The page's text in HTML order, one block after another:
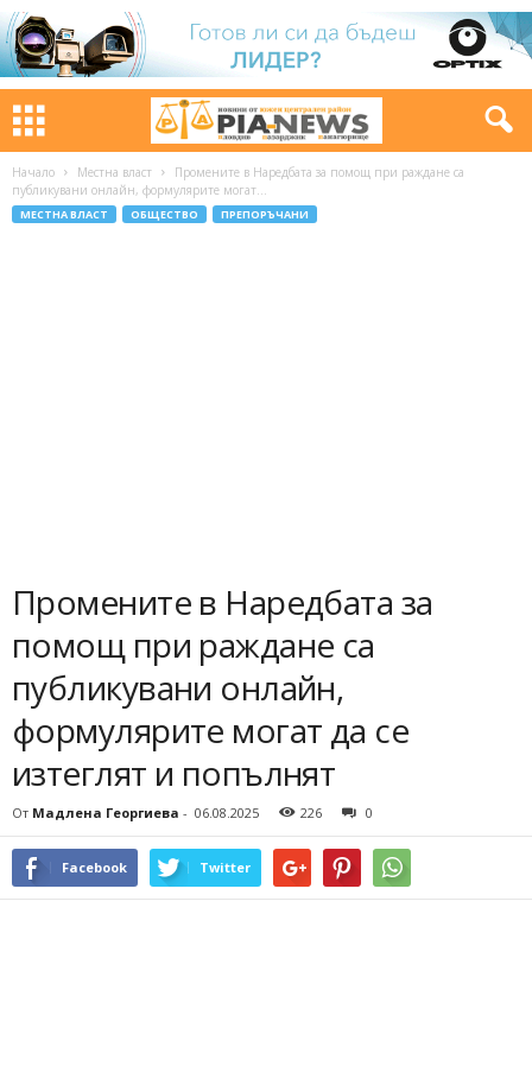
Начало Местна власт
Промените в Наредбата за помощ при раждане са
публикувани онлайн, формулярите могат...
МЕСТНА ВЛАСТ ОБЩЕСТВО ПРЕПОРЪЧАНИ
Промените в Наредбата за
помощ при раждане са
публикувани онлайн,
формулярите могат да се
изтеглят и попълнят
От Мадлена Георгиева - 06.08.2025 226 0
Facebook Twitter